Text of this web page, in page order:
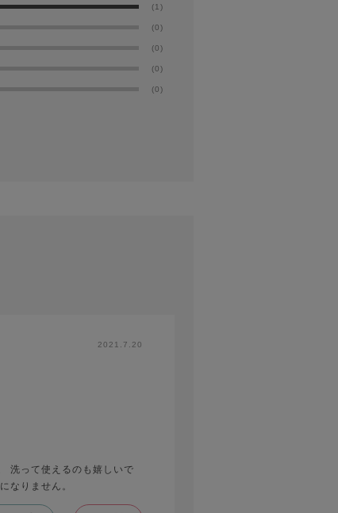
(1)
(0)
(0)
(0)
(0)
2021.7.20
洗って使えるのも嬉しいで
なりません。